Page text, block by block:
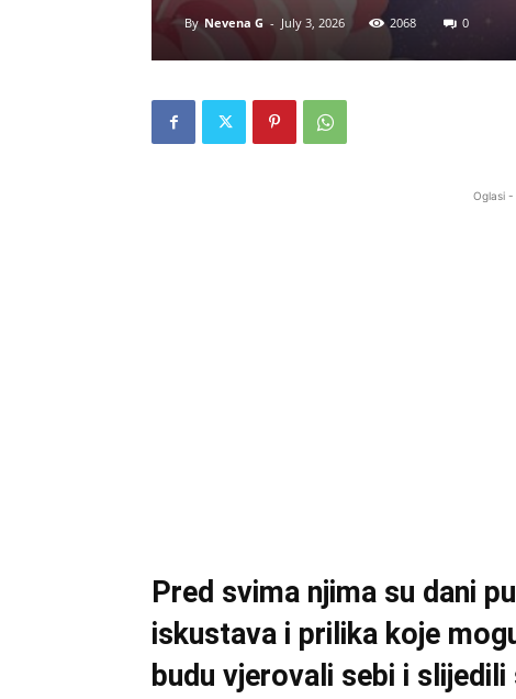
By Nevena G - July 3, 2026 2068 0
Oglasi
Pred svima njima su dani
iskustava i prilika koje
budu vjerovali sebi i